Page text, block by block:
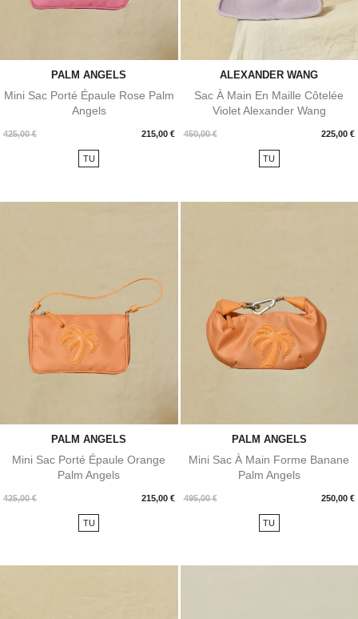
PALM ANGELS
Mini Sac Porté Épaule Rose Palm
Angels
425,00 € 215,00 €
Prix
TU
ALEXANDER WANG
Sac À Main En Maille Côtelée
Violet Alexander Wang
450,00 € 225,00 €
Prix
TU
PALM ANGELS
Mini Sac Porté Épaule Orange
Palm Angels
425,00 € 215,00 €
Prix
TU
PALM ANGELS
Mini Sac À Main Forme Banane
Palm Angels
495,00 € 250,00 €
Prix
TU